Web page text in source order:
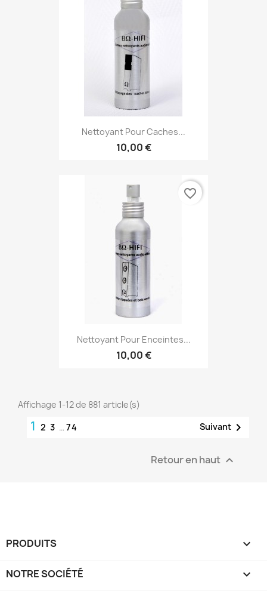
Nettoyant Pour Caches...
10,00 €
Nettoyant Pour Enceintes...
10,00 €
favorite_border
Affichage 1-12 de 881 article(s)
1 2 3 … 74 Suivant 
Retour en haut 
PRODUITS 
NOTRE SOCIÉTÉ 